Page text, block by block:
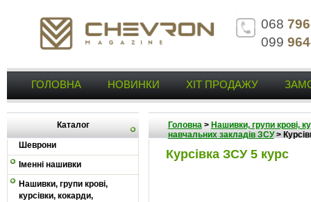
068
099
ГОЛОВНА НОВИНКИ ХІТ ПРОДАЖУ
Каталог
Шеврони
Іменні нашивки
Нашивки, групи крові,
курсівки, кокарди,
Головна> Нашивки, групи крові,
навчальних закладів ЗСУ>
Курсівка ЗСУ 5 курс